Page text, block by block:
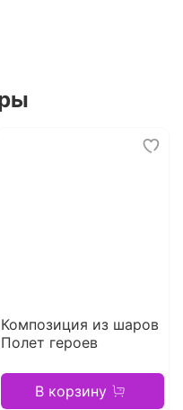
Композиция из шаров
Полет героев
В корзину